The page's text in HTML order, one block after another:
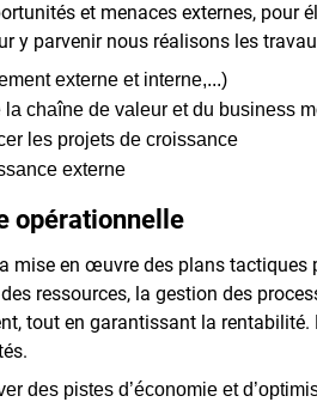
et menaces externes, pour
y parvenir nous réalisons les
externe et interne,...)
chaîne de valeur et du business
les projets de croissance
externe
opérationnelle
mise en œuvre des plans tactiques
ressources, la gestion des
tout en garantissant la
des pistes d’économie et